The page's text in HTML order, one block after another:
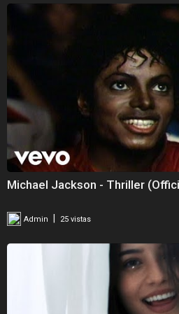
Michael Jackson - Thriller
Admin 25 vistas